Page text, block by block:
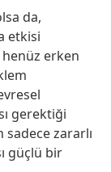
da,
etkisi
erken
gerektiği
sadece zararlı
güçlü bir